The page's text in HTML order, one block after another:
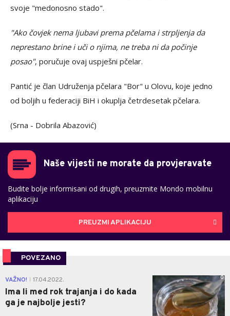
svoje "medonosno stado".
"Ako čovjek nema ljubavi prema pčelama i strpljenja da
neprestano brine i uči o njima, ne treba ni da počinje
posao", poručuje ovaj uspješni pčelar.
Pantić je član Udruženja pčelara "Bor" u Olovu, koje jedno
od boljih u federaciji BiH i okuplja četrdesetak pčelara.
(Srna - Dobrila Abazović)
Naše vijesti ne morate da provjeravate
Budite bolje informisani od drugih, preuzmite Mondo mobilnu
aplikaciju
PREUZMI APLIKACIJU
POVEZANO
VAŽNO! 17.04.2022.
Ima li med rok trajanja i do kada
ga je najbolje jesti?
0